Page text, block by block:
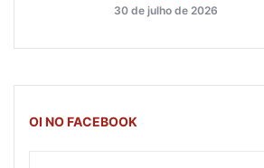
30 de julho de 2026
OI NO FACEBOOK